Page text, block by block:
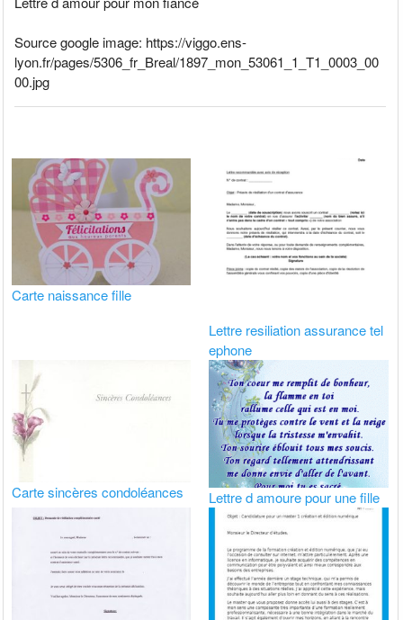
Source google image: https://viggo.ens-
lyon.fr/pages/5306_fr_Breal/1897_mon_53061_1_T1_0003_00
00.jpg
Carte naissance fille
Lettre resiliation assurance tel
ephone
Carte sincères condoléances Lettre d amoure pour une fille